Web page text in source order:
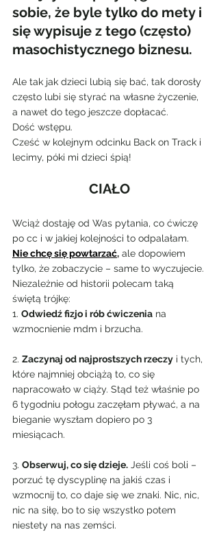
sobie, że byle tylko do mety i
się wypisuje z tego (często)
masochistycznego biznesu.
Ale tak jak dzieci lubią się bać, tak dorosły
często lubi się styrać na własne życzenie,
a nawet do tego jeszcze dopłacać.
Dość wstępu.
Cześć w kolejnym odcinku Back on Track i
lecimy, póki mi dzieci śpią!
CIAŁO
Wciąż dostaję od Was pytania, co ćwiczę
po cc i w jakiej kolejności to odpalałam.
Nie chcę się powtarzać, ale dopowiem
tylko, że zobaczycie – same to wyczujecie.
Niezależnie od historii polecam taką
świętą trójkę:
1. Odwiedź fizjo i rób ćwiczenia na
wzmocnienie mdm i brzucha.
2. Zaczynaj od najprostszych rzeczy i tych,
które najmniej obciążą to, co się
napracowało w ciąży. Stąd też właśnie po
6 tygodniu połogu zaczęłam pływać, a na
bieganie wyszłam dopiero po 3
miesiącach.
3. Obserwuj, co się dzieje. Jeśli coś boli –
porzuć tę dyscyplinę na jakiś czas i
wzmocnij to, co daje się we znaki. Nic, nic,
nic na siłę, bo to się wszystko potem
niestety na nas zemści.